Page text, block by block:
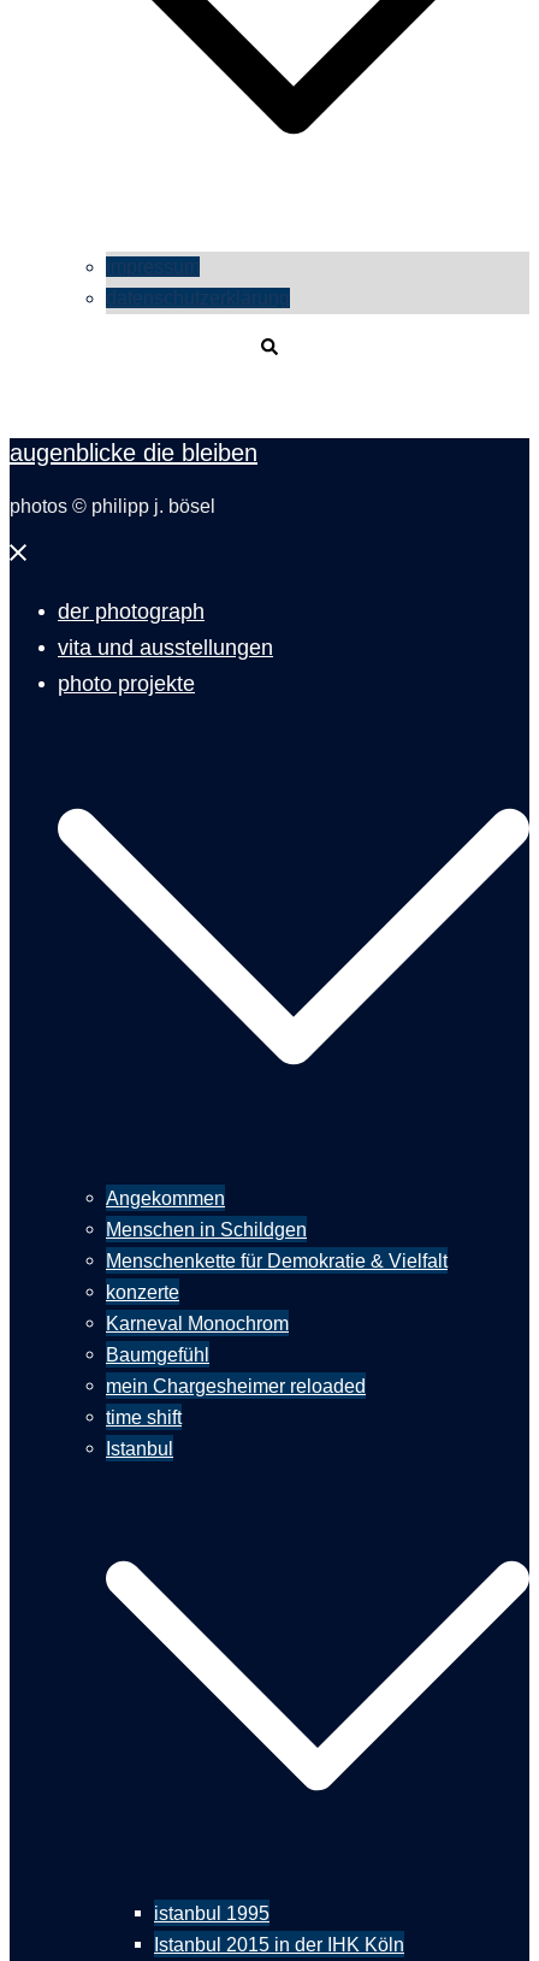
impressum
datenschutzerklärung
augenblicke die bleiben
photos © philipp j. bösel
Menü
der photograph
vita und ausstellungen
photo projekte
Angekommen
Menschen in Schildgen
Menschenkette für Demokratie & Vielfalt
konzerte
Karneval Monochrom
Baumgefühl
mein Chargesheimer reloaded
time shift
Istanbul
istanbul 1995
Istanbul 2015 in der IHK Köln